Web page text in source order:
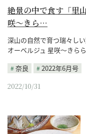
絶景の中で食す「里
咲～きら…
深山の自然で育つ瑞々し
オーベルジュ 星咲～きら
奈良
2022年6月号
2022/10/31